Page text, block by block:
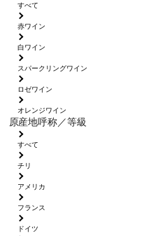
すべて
赤ワイン
白ワイン
スパークリングワイン
ロゼワイン
オレンジワイン
原産地呼称／等級
すべて
チリ
アメリカ
フランス
ドイツ